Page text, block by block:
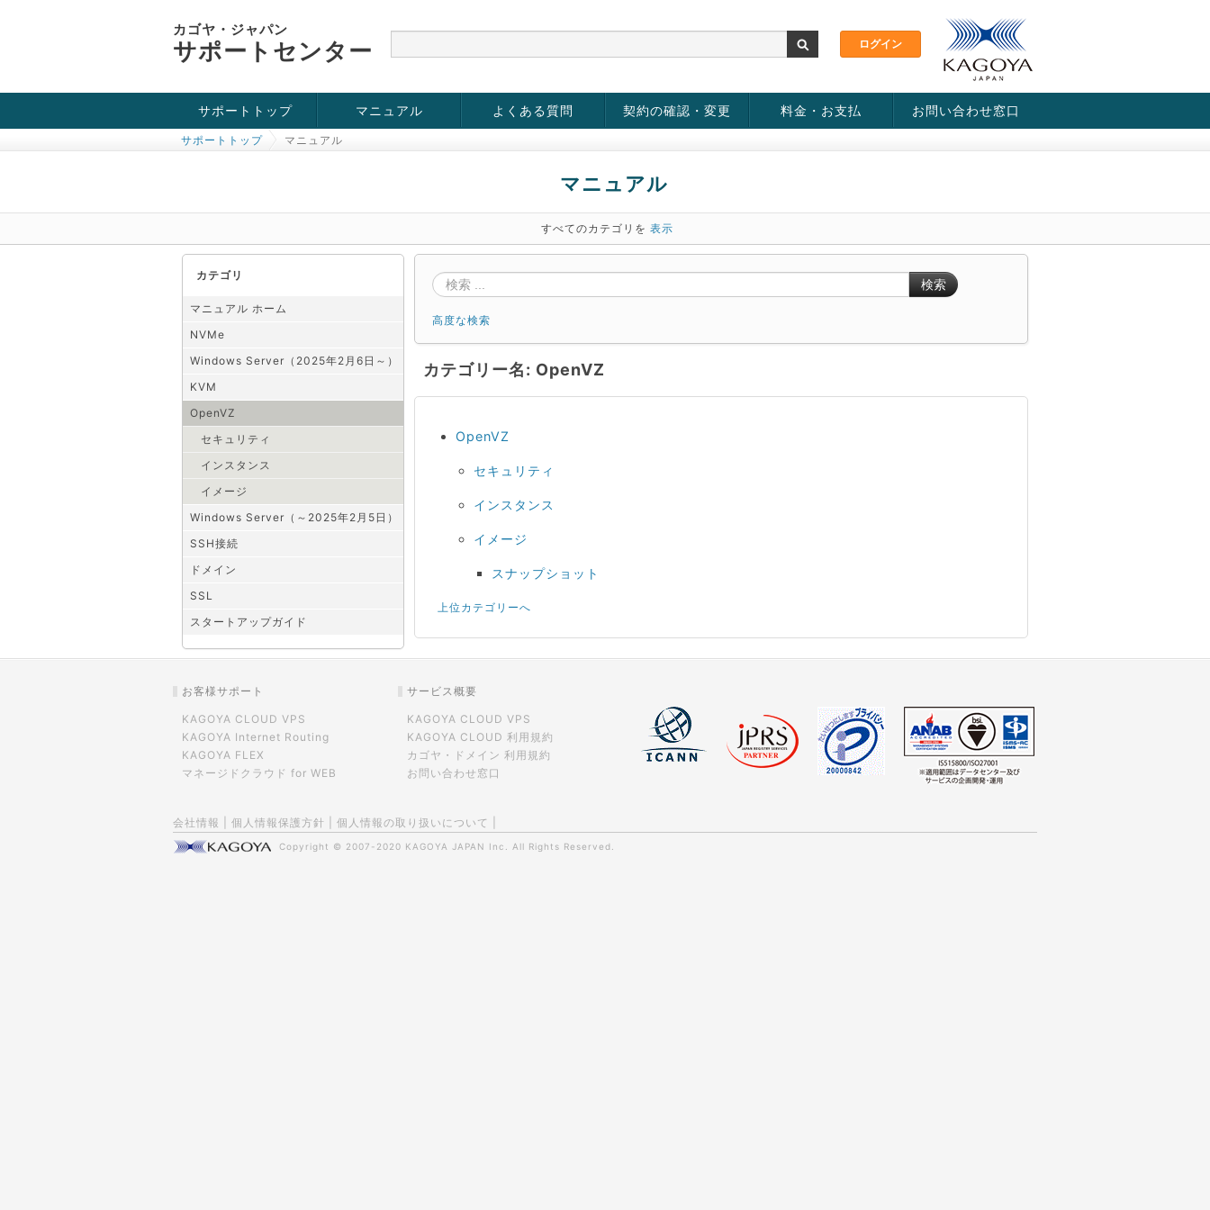
カゴヤ・ジャパン
サポートセンター
サポートトップ
お役立ち情報
チュートリアル
障害・メンテナンス情報
マニュアル
KVM
OpenVZ
Windows Server
SSH接続
ドメイン
SSL
よくある質問 契約の確認・変更 料金・お支払 お問い合わせ窓口
サポートトップ マニュアル
マニュアル
すべてのカテゴリを 表示
カテゴリ
マニュアル ホーム
NVMe
Windows Server（2025年2月6日～）
KVM
OpenVZ
セキュリティ
インスタンス
イメージ
Windows Server（～2025年2月5日）
SSH接続
ドメイン
SSL
スタートアップガイド
検索
高度な検索
カテゴリー名: OpenVZ
OpenVZ
セキュリティ
インスタンス
イメージ
スナップショット
上位カテゴリーへ
お客様サポート
KAGOYA CLOUD VPS
KAGOYA Internet Routing
KAGOYA FLEX
マネージドクラウド for WEB
サービス概要
KAGOYA CLOUD VPS
KAGOYA CLOUD 利用規約
カゴヤ・ドメイン 利用規約
お問い合わせ窓口
会社情報 個人情報保護方針 個人情報の取り扱いについて
Copyright © 2007-2020 KAGOYA JAPAN Inc. All Rights Reserved.